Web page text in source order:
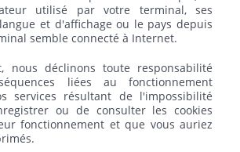
utilisé par votre terminal, ses
et d'affichage ou le pays depuis
semble connecté à Internet.
nous déclinons toute responsabilité
liées au fonctionnement
services résultant de l'impossibilité
ou de consulter les cookies
fonctionnement et que vous auriez